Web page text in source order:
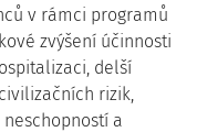
v rámci programů
zvýšení účinnosti
delší
rizik,
a